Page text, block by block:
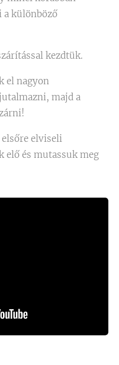
különböző
kezdtük.
el nagyon
majd a
elsőre elviseli
és mutassuk meg